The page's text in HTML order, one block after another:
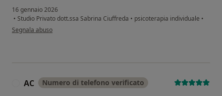
16 gennaio 2026
• Studio Privato dott.ssa Sabrina Ciuffreda • psicoterapia individuale •
secondo l'opinione dell'utente Giovanna
Segnala abuso
AC Numero di telefono verificato